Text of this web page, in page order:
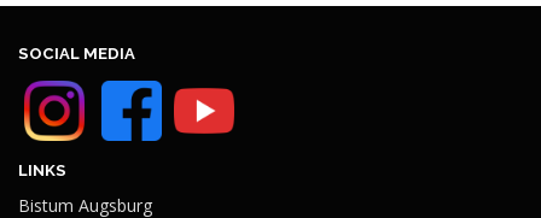
SOCIAL MEDIA
LINKS
Bistum Augsburg